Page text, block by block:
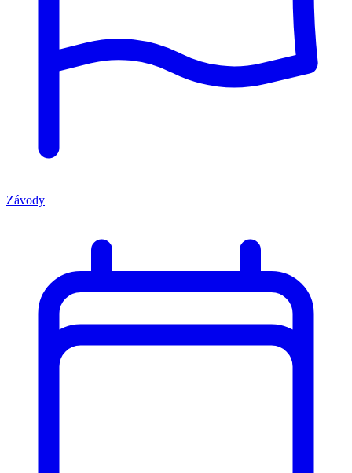
Závody